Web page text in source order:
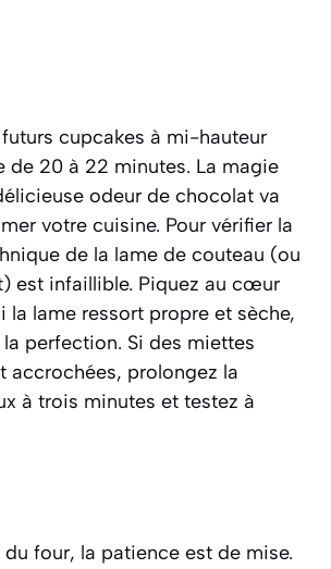
cupcakes à mi-hauteur
de 20 à 22 minutes. La magie
odeur de chocolat va
votre cuisine. Pour vérifier la
de la lame de couteau (ou
est infaillible. Piquez au cœur
la lame ressort propre et sèche,
perfection. Si des miettes
accrochées, prolongez la
à trois minutes et testez à
four, la patience est de mise.